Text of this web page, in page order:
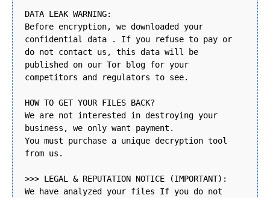
DATA LEAK WARNING:
Before encryption, we downloaded your
confidential data . If you refuse to pay or
do not contact us, this data will be
published on our Tor blog for your
competitors and regulators to see.
HOW TO GET YOUR FILES BACK?
We are not interested in destroying your
business, we only want payment.
You must purchase a unique decryption tool
from us.
>>> LEGAL & REPUTATION NOTICE (IMPORTANT):
We have analyzed your files If you do not